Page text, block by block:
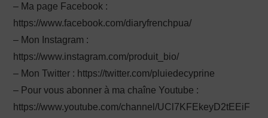
– Ma page Facebook :
https://www.facebook.com/diaryfrenchpua/
– Mon Instagram :
https://www.instagram.com/produit_bio/
– Mon Twitter : https://twitter.com/pluiedecyprine
– Pour vous abonner à ma chaîne Youtube :
https://www.youtube.com/channel/UCl7KFEkeyD2tEEiF